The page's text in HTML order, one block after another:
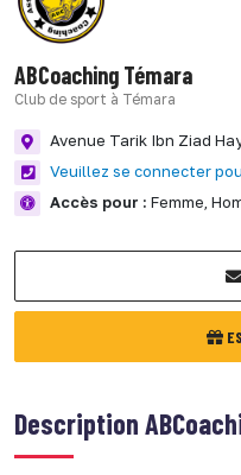
ABCoaching Témara
Club de sport à Témara
Avenue Tarik Ibn Ziad
Veuillez se connecter
Accès pour : Femme,
Description